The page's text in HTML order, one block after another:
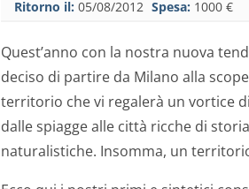
Ritorno il: 05/08/2012 Spesa: 1000 €
Quest’anno con la nostra nuova
deciso di partire da Milano alla
territorio che vi regalerà un vortice
dalle spiagge alle città ricche di
naturalistiche. Insomma, un